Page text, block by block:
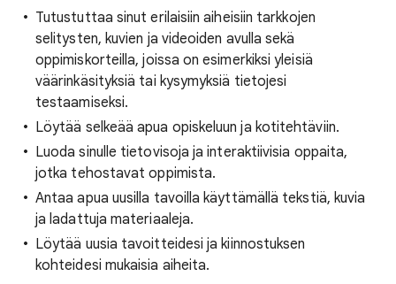
Tutustuttaa sinut erilaisiin aiheisiin tarkkojen
selitysten, kuvien ja videoiden avulla sekä
oppimiskorteilla, joissa on esimerkiksi yleisiä
väärinkäsityksiä tai kysymyksiä tietojesi
testaamiseksi.
Löytää selkeää apua opiskeluun ja kotitehtäviin.
Luoda sinulle tietovisoja ja interaktiivisia oppaita,
jotka tehostavat oppimista.
Antaa apua uusilla tavoilla käyttämällä tekstiä, kuvia
ja ladattuja materiaaleja.
Löytää uusia tavoitteidesi ja kiinnostuksen
kohteidesi mukaisia aiheita.